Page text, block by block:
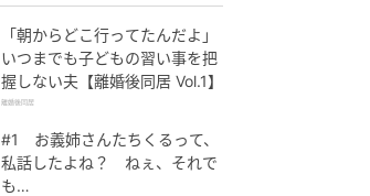
「朝からどこ行ってたんだよ」
いつまでも子どもの習い事を把
握しない夫【離婚後同居 Vol.1】
離婚後同居
#1 お義姉さんたちくるって、
私話したよね？ ねぇ、それで
も…